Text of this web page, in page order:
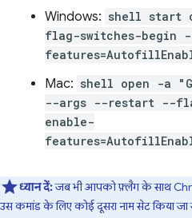
Windows: shell start
flag-switches-begin
Mac: shell open -a
--args --restart --
enable-
ध्यान दें:जब भी आपको फ़्लैग के साथ
उस कमांड के लिए कोई दूसरा नाम सेट किया